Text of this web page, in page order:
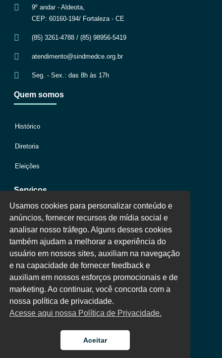
9º andar - Aldeota,
CEP: 60160-194/ Fortaleza - CE
(85) 3261-4788 / (85) 98956-5419
atendimento@sindmedce.org.br
Seg. - Sex.: das 8h às 17h
Quem somos
Histórico
Diretoria
Eleições
Serviços
Jurídico
Oportunidades
Clube de Vantagens
Área Colaborador
Usamos cookies para personalizar conteúdo e
anúncios, fornecer recursos de mídia social e
analisar nosso tráfego. Alguns desses cookies
também ajudam a melhorar a experiência do
usuário em nossos sites, auxiliam na navegação
e na capacidade de fornecer feedback e
auxiliam em nossos esforços promocionais e de
marketing. Ao continuar, você concorda com a
nossa política de privacidade.
Acesse aqui nossa Política de Privacidade.
Aceitar